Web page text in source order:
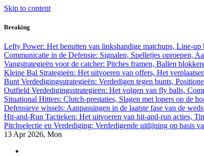
Skip to content
Breaking
Lefty Power: Het benutten van linkshandige matchups, Line-up
Communicatie in de Defensie: Signalen, Spelletjes oproepen,
Vangstrategieën voor de catcher: Pitches framen, Ballen
Kleine Bal Strategieën: Het uitvoeren van offers, Het
Bunt Verdedigingsstrategieën: Verdedigen tegen bunts,
Outfield Verdedigingsstrategieën: Het volgen van fly balls,
Situational Hitters: Clutch-prestaties, Slagen met lopers op de
Defensieve wissels: Aanpassingen in de laatste fase van de
Hit-and-Run Tactieken: Het uitvoeren van hit-and-run acties,
Pitchselectie en Verdediging: Verdedigende uitlijning op basis
13 Apr 2026, Mon